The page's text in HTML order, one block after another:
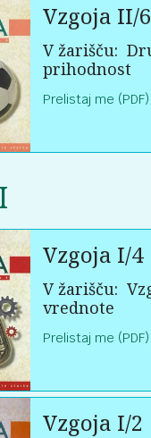
Vzgoja II/6
V žarišču:
prihodnost
Prelistaj me (PDF)
Vzgoja I/4
V žarišču:
vrednote
Prelistaj me (PDF)
Vzgoja I/2